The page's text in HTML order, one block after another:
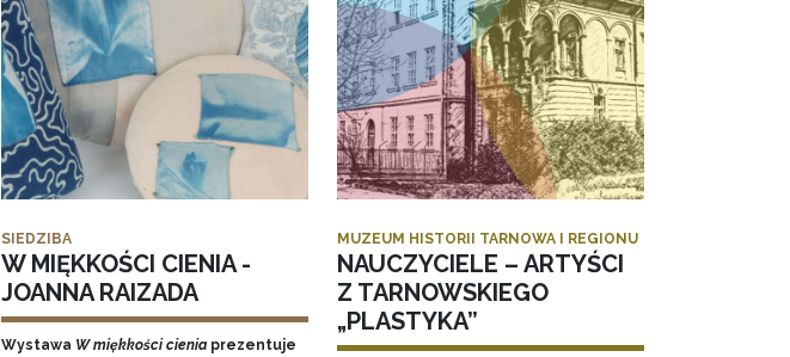
SIEDZIBA
W MIĘKKOŚCI CIENIA -
JOANNA RAIZADA
Wystawa W miękkości cieniaprezentuje
MUZEUM HISTORII TARNOWA I REGIONU
NAUCZYCIELE – ARTYŚCI
Z TARNOWSKIEGO
„PLASTYKA”